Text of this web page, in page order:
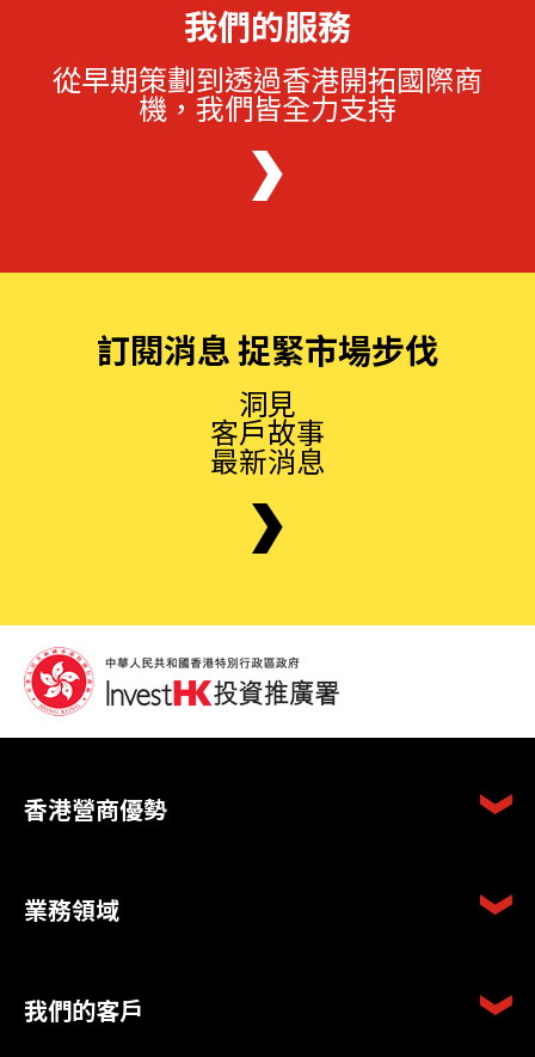
我們的服務
從早期策劃到透過香港開拓國際商
機，我們皆全力支持
訂閱消息 捉緊市場步伐
洞見
客戶故事
最新消息
香港營商優勢
業務領域
我們的客戶